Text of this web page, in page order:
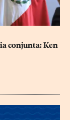
conjunta: Ken